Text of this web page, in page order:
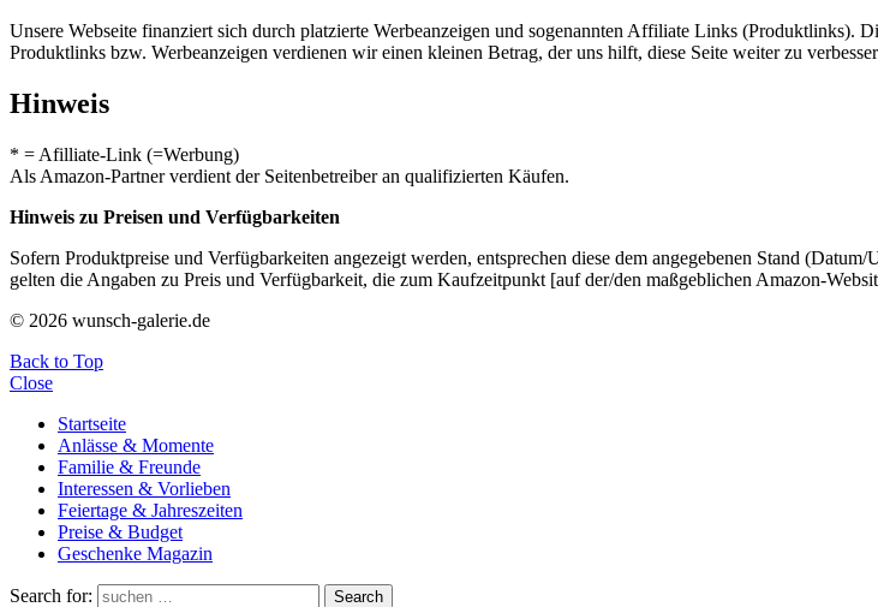
Unsere Webseite finanziert sich durch platzierte Werbeanzeigen und sogenannten Affiliate Links
Produktlinks bzw. Werbeanzeigen verdienen wir einen kleinen Betrag, der uns hilft, diese Seite weiter zu
Hinweis
* = Afilliate-Link (=Werbung)
Als Amazon-Partner verdient der Seitenbetreiber an qualifizierten Käufen.
Hinweis zu Preisen und Verfügbarkeiten
Sofern Produktpreise und Verfügbarkeiten angezeigt werden, entsprechen diese dem angegebenen Stand
gelten die Angaben zu Preis und Verfügbarkeit, die zum Kaufzeitpunkt [auf der/den maßgeblichen Amazon-
© 2026 wunsch-galerie.de
Back to Top
Close
Startseite
Anlässe & Momente
Familie & Freunde
Interessen & Vorlieben
Feiertage & Jahreszeiten
Preise & Budget
Geschenke Magazin
Search for: Search